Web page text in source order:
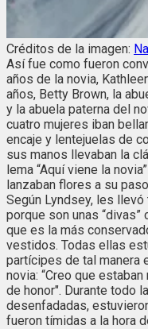
Créditos de la imagen:
Así fue como fueron
años de la novia,
años, Betty Brown, la
y la abuela paterna del
cuatro mujeres iban
encaje y lentejuelas de
sus manos llevaban la
lema “Aquí viene la
lanzaban flores a su
Según Lyndsey, les
porque son unas
que es la más
vestidos. Todas ellas
partícipes de tal manera
novia: “Creo que
de honor". Durante todo
desenfadadas,
fueron tímidas a la hora